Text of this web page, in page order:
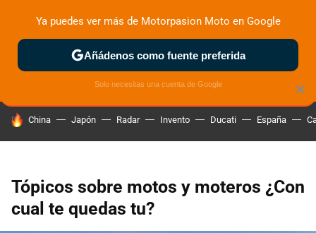
ZONA DE PRUEBAS DEPORTIVAS MOTOS ELÉCTRICAS
HOY SE HABLA DE
China Japón Radar Invento Ducati España
Tópicos sobre motos y moteros ¿Con
cual te quedas tu?
×
Ya puedes ver más de Motorpasion Moto en Google
Añádenos como fuente preferida
Solo necesitas una cuenta de Google